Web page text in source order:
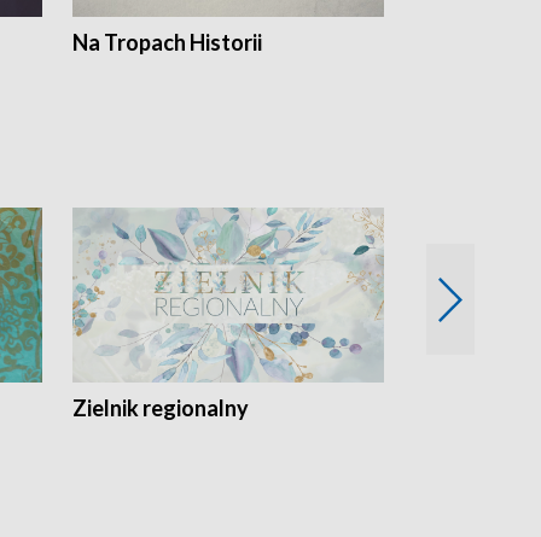
Na Tropach Historii
Zielnik regionalny